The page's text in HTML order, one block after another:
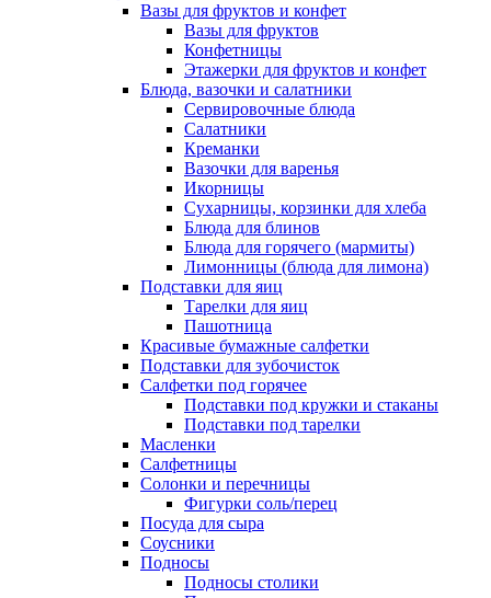
Вазы для фруктов и конфет
Вазы для фруктов
Конфетницы
Этажерки для фруктов и конфет
Блюда, вазочки и салатники
Сервировочные блюда
Салатники
Креманки
Вазочки для варенья
Икорницы
Сухарницы, корзинки для хлеба
Блюда для блинов
Блюда для горячего (мармиты)
Лимонницы (блюда для лимона)
Подставки для яиц
Тарелки для яиц
Пашотница
Красивые бумажные салфетки
Подставки для зубочисток
Салфетки под горячее
Подставки под кружки и стаканы
Подставки под тарелки
Масленки
Салфетницы
Солонки и перечницы
Фигурки соль/перец
Посуда для сыра
Соусники
Подносы
Подносы столики